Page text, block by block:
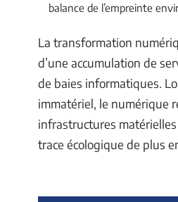
balance de l’empreinte
La transformation
d’une accumulation de
de baies informatiques.
immatériel, le numérique
infrastructures
trace écologique de plus